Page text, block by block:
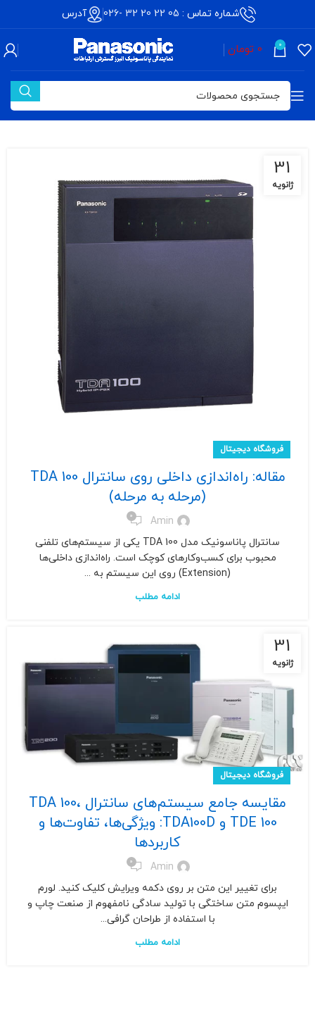
شماره تماس : 05 22 20 32 -026 آدرس
0
0 تومان
31
ژانویه
فروشگاه دیجیتال
مقاله: راه‌اندازی داخلی روی سانترال TDA 100
(مرحله به مرحله)
Amin
0
سانترال پاناسونیک مدل TDA 100 یکی از سیستم‌های تلفنی
محبوب برای کسب‌وکارهای کوچک است. راه‌اندازی داخلی‌ها
(Extension) روی این سیستم به ...
ادامه مطلب
31
ژانویه
فروشگاه دیجیتال
مقایسه جامع سیستم‌های سانترال TDA 100،
TDE 100 و TDA100D: ویژگی‌ها، تفاوت‌ها و
کاربردها
Amin
0
برای تغییر این متن بر روی دکمه ویرایش کلیک کنید. لورم
ایپسوم متن ساختگی با تولید سادگی نامفهوم از صنعت چاپ و
با استفاده از طراحان گرافی...
ادامه مطلب